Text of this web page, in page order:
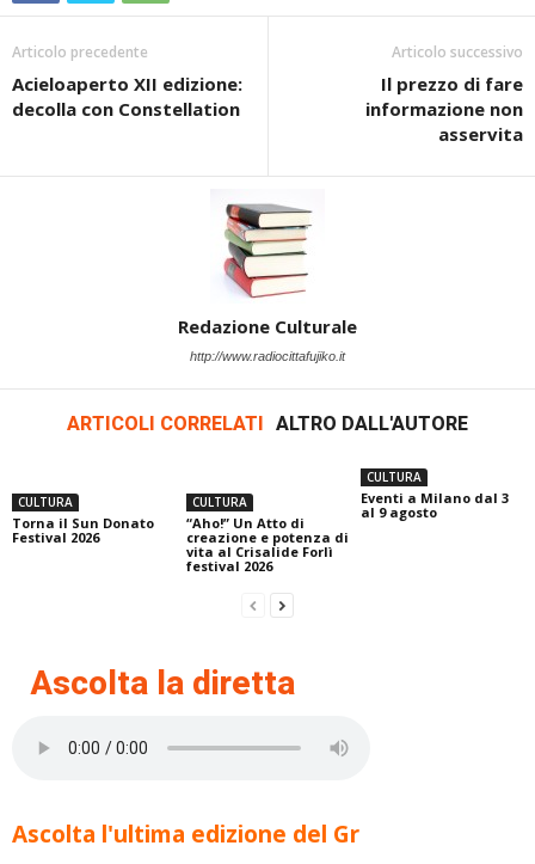
Articolo precedente
Acieloaperto XII edizione:
decolla con Constellation
Articolo successivo
Il prezzo di fare
informazione non
asservita
Redazione Culturale
http://www.radiocittafujiko.it
ARTICOLI CORRELATI ALTRO DALL'AUTORE
CULTURA
Torna il Sun Donato
Festival 2026
CULTURA
“Aho!” Un Atto di
creazione e potenza di
vita al Crisalide Forlì
festival 2026
CULTURA
Eventi a Milano dal 3
al 9 agosto
Ascolta la diretta
Ascolta l'ultima edizione del Gr